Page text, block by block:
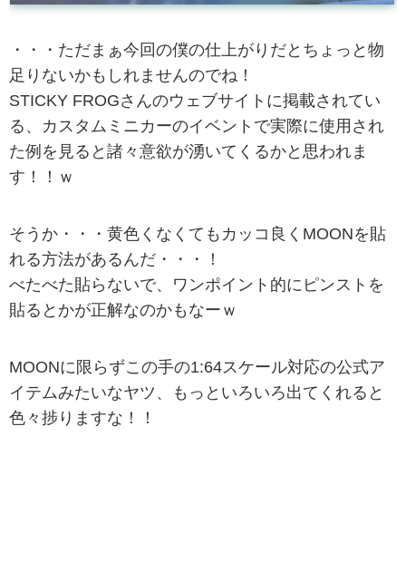
・・・ただまぁ今回の僕の仕上がりだとちょっと物
足りないかもしれませんのでね！
STICKY FROGさんのウェブサイトに掲載されてい
る、カスタムミニカーのイベントで実際に使用され
た例を見ると諸々意欲が湧いてくるかと思われま
す！！ｗ
そうか・・・黄色くなくてもカッコ良くMOONを貼
れる方法があるんだ・・・！
べたべた貼らないで、ワンポイント的にピンストを
貼るとかが正解なのかもなーｗ
MOONに限らずこの手の1:64スケール対応の公式ア
イテムみたいなヤツ、もっといろいろ出てくれると
色々捗りますな！！